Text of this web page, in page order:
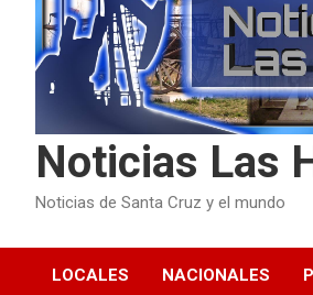
Noticias Las
Noticias de Santa Cruz y el mundo
LOCALES NACIONALES